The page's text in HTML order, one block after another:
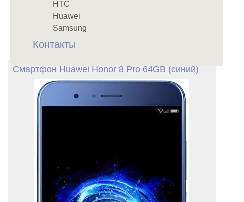
HTC
Huawei
Samsung
Контакты
Смартфон Huawei Honor 8 Pro 64GB (синий)